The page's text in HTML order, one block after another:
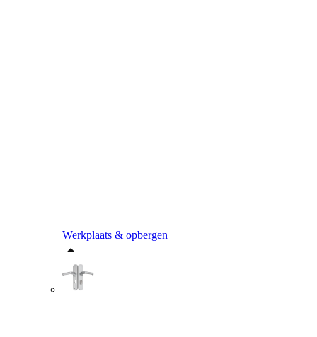
Werkplaats & opbergen